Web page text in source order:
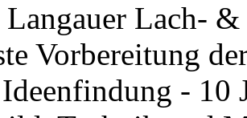
Langauer Lach-
Vorbereitung
- 10